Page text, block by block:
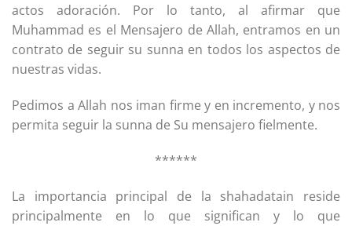
actos adoración. Por lo tanto, al afirmar que
Muhammad es el Mensajero de Allah, entramos en un
contrato de seguir su sunna en todos los aspectos de
nuestras vidas.
Pedimos a Allah nos iman firme y en incremento, y nos
permita seguir la sunna de Su mensajero fielmente.
******
La importancia principal de la shahadatain reside
principalmente en lo que significan y lo que